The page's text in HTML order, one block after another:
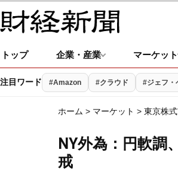
トップ 企業・産業 マーケット
注目ワード #Amazon #クラウド #ジェフ・
ホーム > マーケット > 東京株
NY外為：円軟調
戒